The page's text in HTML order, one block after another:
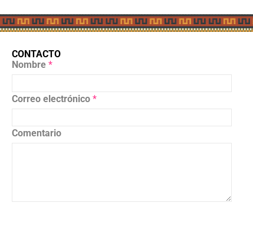
CONTACTO
Nombre *
Correo electrónico *
Comentario